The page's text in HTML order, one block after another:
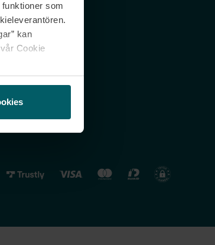
som
kan
Cookie
Nordicfeel NO